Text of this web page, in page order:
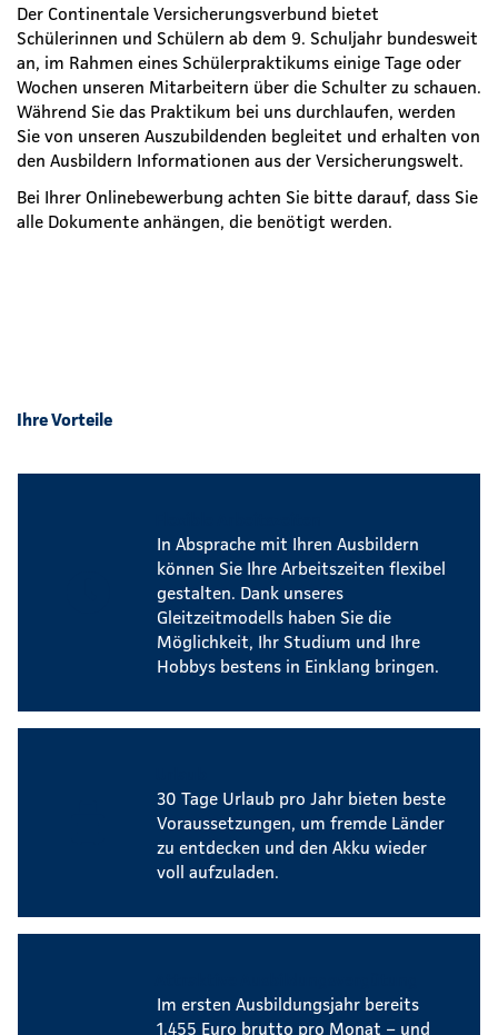
Der Continentale Versicherungsverbund bietet
Schülerinnen und Schülern ab dem 9. Schuljahr bundesweit
an, im Rahmen eines Schülerpraktikums einige Tage oder
Wochen unseren Mitarbeitern über die Schulter zu schauen.
Während Sie das Praktikum bei uns durchlaufen, werden
Sie von unseren Auszubildenden begleitet und erhalten von
den Ausbildern Informationen aus der Versicherungswelt.
Bei Ihrer Onlinebewerbung achten Sie bitte darauf, dass Sie
alle Dokumente anhängen, die benötigt werden.
Ihre Vorteile
In Absprache mit Ihren Ausbildern
können Sie Ihre Arbeitszeiten flexibel
gestalten. Dank unseres
Gleitzeitmodells haben Sie die
Möglichkeit, Ihr Studium und Ihre
Hobbys bestens in Einklang bringen.
30 Tage Urlaub pro Jahr bieten beste
Voraussetzungen, um fremde Länder
zu entdecken und den Akku wieder
voll aufzuladen.
Im ersten Ausbildungsjahr bereits
1.455 Euro brutto pro Monat – und